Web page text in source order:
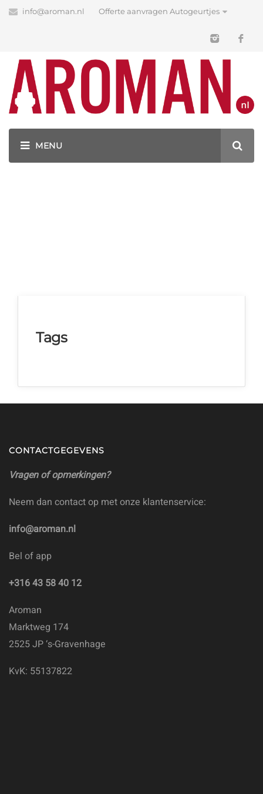
info@aroman.nl Offerte aanvragen Autogeurtjes
Blog
Latest News
GEURHANGERS BEDRUKKEN MET JOUW LOGO!
Tags
CONTACTGEGEVENS
Vragen of opmerkingen?
Neem dan contact op met onze klantenservice:
info@aroman.nl
Bel of app
+316 43 58 40 12
Aroman
Marktweg 174
2525 JP ‘s-Gravenhage
KvK: 55137822